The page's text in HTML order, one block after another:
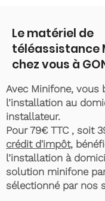
Le matériel de
téléassistance
chez vous à
Avec Minifone, vous
l’installation au
installateur.
Pour 79€ TTC , soit
crédit d'impôt,
l’installation à
solution minifone
sélectionné par nos